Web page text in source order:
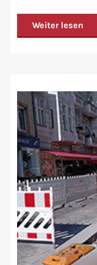
Weiter lesen